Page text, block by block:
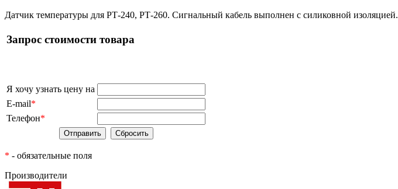
Датчик температуры для РТ-240, РТ-260. Сигнальный кабель выполнен с силиковной изоляцией.
Запрос стоимости товара
Я хочу узнать цену на
E-mail*
Телефон*
* - обязательные поля
Производители